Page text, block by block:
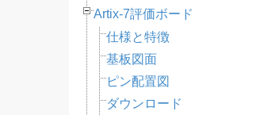
Artix-7評価ボード
仕様と特徴
基板図面
ピン配置図
ダウンロード